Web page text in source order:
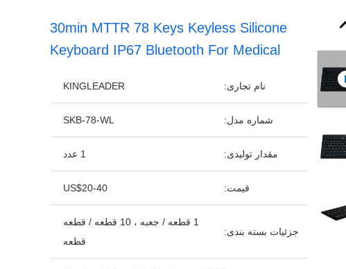
30min MTTR 78 Keys Keyless Silicone
Keyboard IP67 Bluetooth For Medical
نام تجاری: KINGLEADER
شماره مدل: SKB-78-WL
مقدار تولیدی: 1 عدد
قیمت: US$20-40
جزئیات بسته بندی:
1 قطعه / جعبه ، 10 قطعه / قطعه
قطعه